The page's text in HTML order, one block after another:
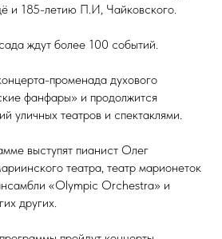
и 185-летию П.И, Чайковского.
ждут более 100 событий.
променада духового
фанфары» и продолжится
уличных театров и спектаклями.
выступят пианист Олег
театра, театр марионеток
«Olympic Orchestra» и
других.